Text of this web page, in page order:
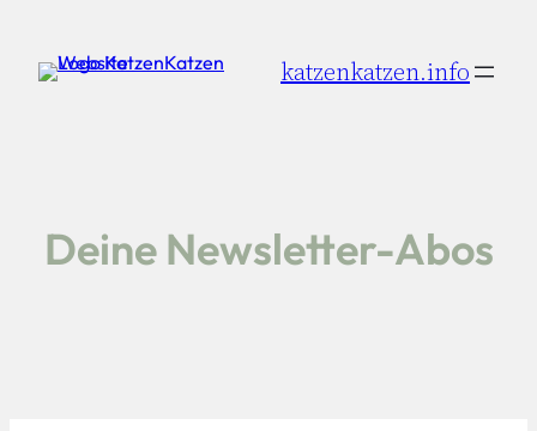
Inhalt
springen
katzenkatzen.info
Deine Newsletter-Abos